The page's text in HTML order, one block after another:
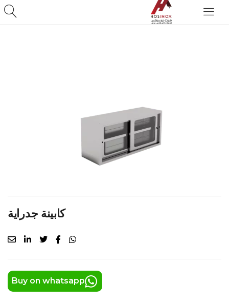
كابينة جدراية
Buy on whatsapp